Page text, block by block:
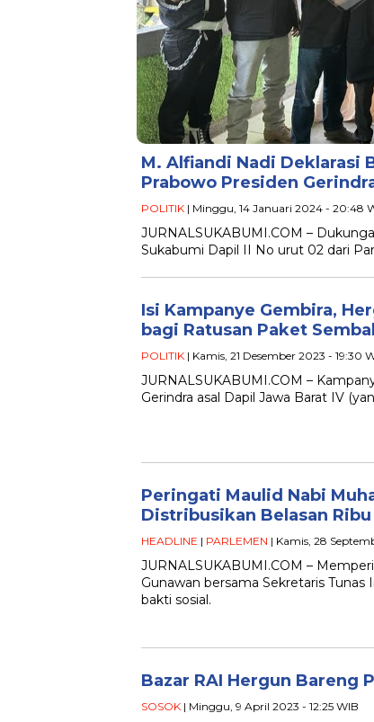
M. Alfiandi Nadi Deklarasi
Prabowo Presiden
POLITIK | Minggu, 14 Januari 2024 - 20:48
JURNALSUKABUMI.COM –
Sukabumi Dapil II No urut 02 dari
Isi Kampanye Gembira,
bagi Ratusan Paket
POLITIK | Kamis, 21 Desember 2023 - 19:30
JURNALSUKABUMI.COM –
Gerindra asal Dapil Jawa Barat IV
Peringati Maulid Nabi
Distribusikan Belasan
HEADLINE | PARLEMEN | Kamis, 28
JURNALSUKABUMI.COM –
Gunawan bersama Sekretaris Tunas
bakti sosial.
Bazar RAI Hergun Bareng
SOSOK | Minggu, 9 April 2023 - 12:25 WIB